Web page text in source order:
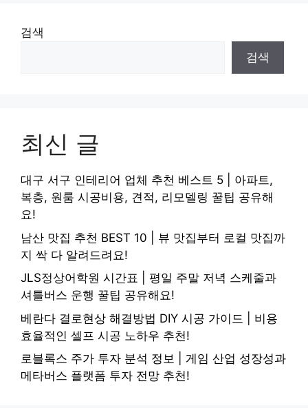
검색
검색
최신 글
대구 서구 인테리어 업체 추천 베스트 5 | 아파트,
복층, 원룸 시공비용, 견적, 리모델링 꿀팁 공유해
요!
남산 맛집 추천 BEST 10 | 뷰 맛집부터 로컬 맛집까
지 싹 다 알려드려요!
JLS정상어학원 시간표 | 평일 주말 저녁 스케줄과
셔틀버스 운행 꿀팁 공유해요!
베란다 결로현상 해결방법 DIY 시공 가이드 | 비용
효율적인 셀프 시공 노하우 추천!
로블록스 주가 투자 분석 정보 | 게임 산업 성장성과
메타버스 플랫폼 투자 전망 추천!